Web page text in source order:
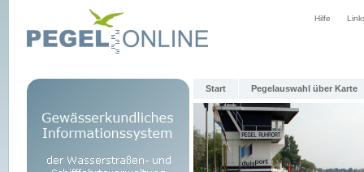
Hilfe
Start Pegelauswahl über Karte